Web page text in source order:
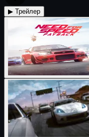
▶ Трейлер